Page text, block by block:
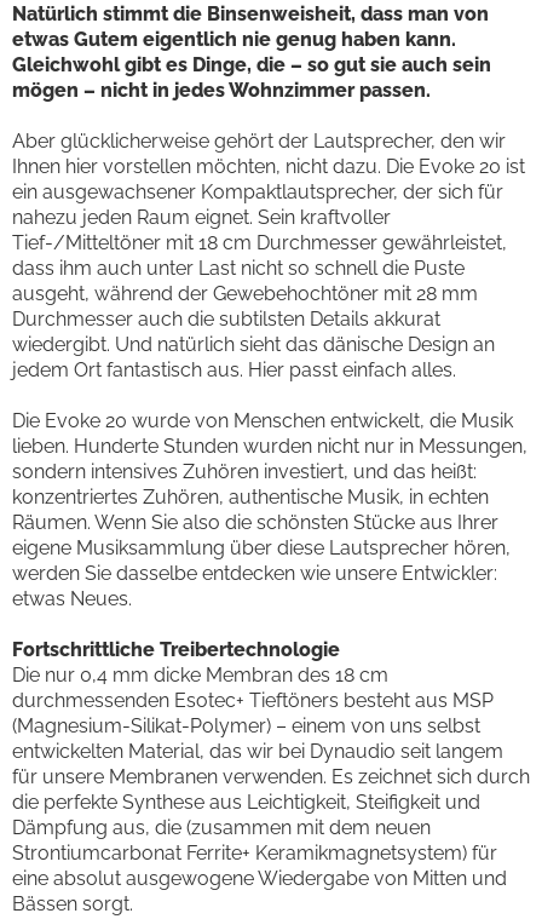
Natürlich stimmt die Binsenweisheit, dass man von
etwas Gutem eigentlich nie genug haben kann.
Gleichwohl gibt es Dinge, die – so gut sie auch sein
mögen – nicht in jedes Wohnzimmer passen.
Aber glücklicherweise gehört der Lautsprecher, den wir
Ihnen hier vorstellen möchten, nicht dazu. Die Evoke 20 ist
ein ausgewachsener Kompaktlautsprecher, der sich für
nahezu jeden Raum eignet. Sein kraftvoller
Tief-/Mitteltöner mit 18 cm Durchmesser gewährleistet,
dass ihm auch unter Last nicht so schnell die Puste
ausgeht, während der Gewebehochtöner mit 28 mm
Durchmesser auch die subtilsten Details akkurat
wiedergibt. Und natürlich sieht das dänische Design an
jedem Ort fantastisch aus. Hier passt einfach alles.
Die Evoke 20 wurde von Menschen entwickelt, die Musik
lieben. Hunderte Stunden wurden nicht nur in Messungen,
sondern intensives Zuhören investiert, und das heißt:
konzentriertes Zuhören, authentische Musik, in echten
Räumen. Wenn Sie also die schönsten Stücke aus Ihrer
eigene Musiksammlung über diese Lautsprecher hören,
werden Sie dasselbe entdecken wie unsere Entwickler:
etwas Neues.
Fortschrittliche Treibertechnologie
Die nur 0,4 mm dicke Membran des 18 cm
durchmessenden Esotec+ Tieftöners besteht aus MSP
(Magnesium-Silikat-Polymer) – einem von uns selbst
entwickelten Material, das wir bei Dynaudio seit langem
für unsere Membranen verwenden. Es zeichnet sich durch
die perfekte Synthese aus Leichtigkeit, Steifigkeit und
Dämpfung aus, die (zusammen mit dem neuen
Strontiumcarbonat Ferrite+ Keramikmagnetsystem) für
eine absolut ausgewogene Wiedergabe von Mitten und
Bässen sorgt.